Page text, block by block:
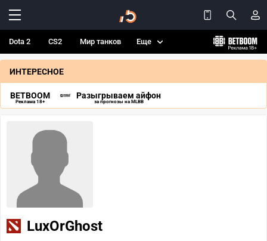
Dota 2 CS2 Мир танков Еще
ИНТЕРЕСНОЕ
BETBOOM
Реклама 18+
Разыгрываем айфон
за прогнозы на MLBB
LuxOrGhost